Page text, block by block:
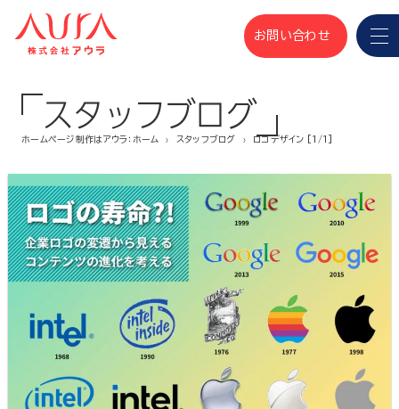
お問い合わせ
スタッフブログ
ホームページ制作はアウラ：ホーム スタッフブログ ロゴデザイン [1/1]